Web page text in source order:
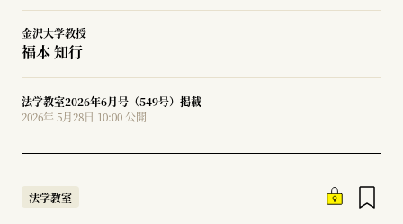
金沢大学教授
福本 知行
法学教室2026年6月号（549号）掲載
2026年 5月28日 10:00 公開
法学教室